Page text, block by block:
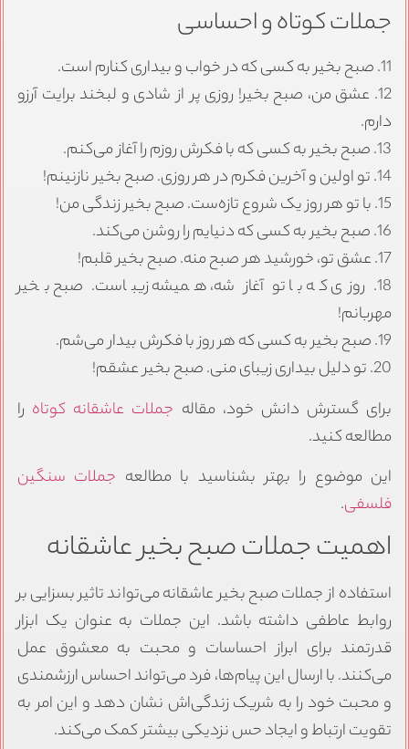
جملات کوتاه و احساسی
11. صبح بخیر به کسی که در خواب و بیداری کنارم است.
12. عشق من، صبح بخیر! روزی پر از شادی و لبخند برایت آرزو
دارم.
13. صبح بخیر به کسی که با فکرش روزم را آغاز می‌کنم.
14. تو اولین و آخرین فکرم در هر روزی. صبح بخیر نازنینم!
15. با تو هر روز یک شروع تازه‌ست. صبح بخیر زندگی من!
16. صبح بخیر به کسی که دنیایم را روشن می‌کند.
17. عشق تو، خورشید هر صبح منه. صبح بخیر قلبم!
18. روزی که با تو آغاز شه، همیشه زیباست. صبح بخیر
مهربانم!
19. صبح بخیر به کسی که هر روز با فکرش بیدار می‌شم.
20. تو دلیل بیداری زیبای منی. صبح بخیر عشقم!
برای گسترش دانش خود، مقاله جملات عاشقانه کوتاهرا
مطالعه کنید.
این موضوع را بهتر بشناسید با مطالعه جملات سنگین
فلسفی.
اهمیت جملات صبح بخیر عاشقانه
استفاده از جملات صبح بخیر عاشقانه می‌تواند تاثیر بسزایی بر
روابط عاطفی داشته باشد. این جملات به عنوان یک ابزار
قدرتمند برای ابراز احساسات و محبت به معشوق عمل
می‌کنند. با ارسال این پیام‌ها، فرد می‌تواند احساس ارزشمندی
و محبت خود را به شریک زندگی‌اش نشان دهد و این امر به
تقویت ارتباط و ایجاد حس نزدیکی بیشتر کمک می‌کند.